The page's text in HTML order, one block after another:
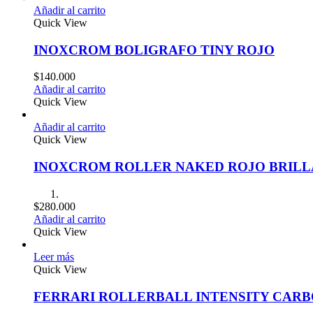
Añadir al carrito
Quick View
INOXCROM BOLIGRAFO TINY ROJO
$140.000
Añadir al carrito
Quick View
Añadir al carrito
Quick View
INOXCROM ROLLER NAKED ROJO
$280.000
Añadir al carrito
Quick View
Leer más
Quick View
FERRARI ROLLERBALL INTENSITY